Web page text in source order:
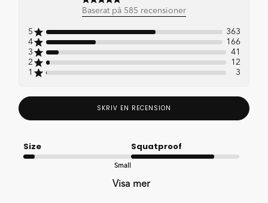
4.5 out of 5 stars 585 total
Baserat på 585 recensioner
5
363
4
166
3
41
2
12
1
3
SKRIV EN RECENSION
Size
Small
Squatproof
Visa mer